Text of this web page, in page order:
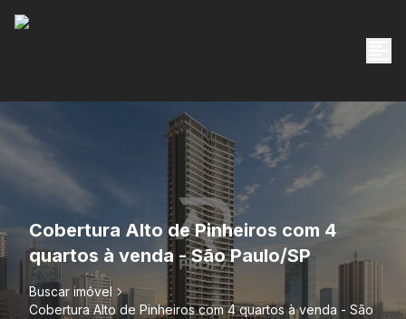
Cobertura Alto de Pinheiros com 4
quartos à venda - São Paulo/SP
Buscar imóvel
Cobertura Alto de Pinheiros com 4 quartos à venda - São